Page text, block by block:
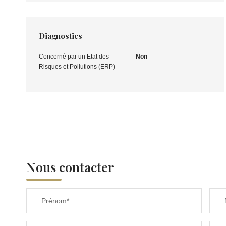
Diagnostics
Concerné par un Etat des
Risques et Pollutions (ERP)
Non
Nous contacter
Prénom*